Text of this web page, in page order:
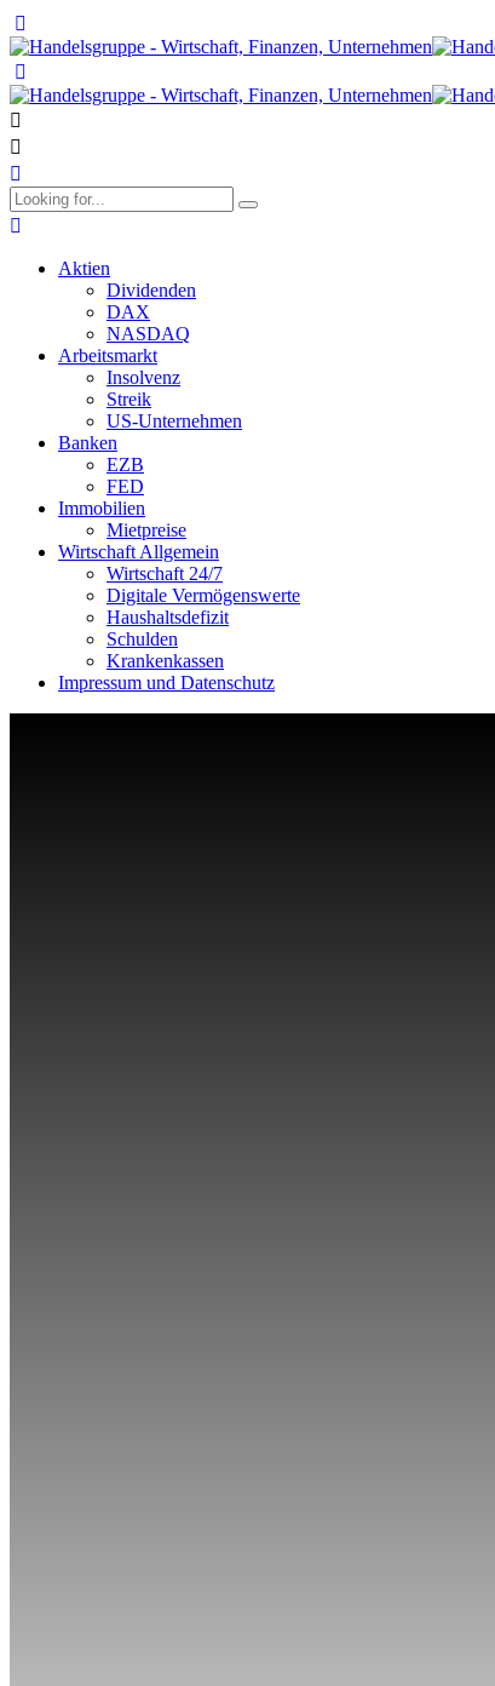
Aktien
Dividenden
DAX
NASDAQ
Arbeitsmarkt
Insolvenz
Streik
US-Unternehmen
Banken
EZB
FED
Immobilien
Mietpreise
Wirtschaft Allgemein
Wirtschaft 24/7
Digitale Vermögenswerte
Haushaltsdefizit
Schulden
Krankenkassen
Impressum und Datenschutz